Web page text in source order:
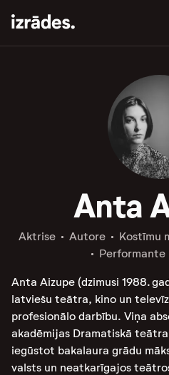
Anta
Aktrise Autore Kostīmu
Performante
Anta Aizupe (dzimusi 1988.
latviešu teātra, kino un
profesionālo darbību. Viņa
akadēmijas Dramatiskā
iegūstot bakalaura grādu
valsts un neatkarīgajos